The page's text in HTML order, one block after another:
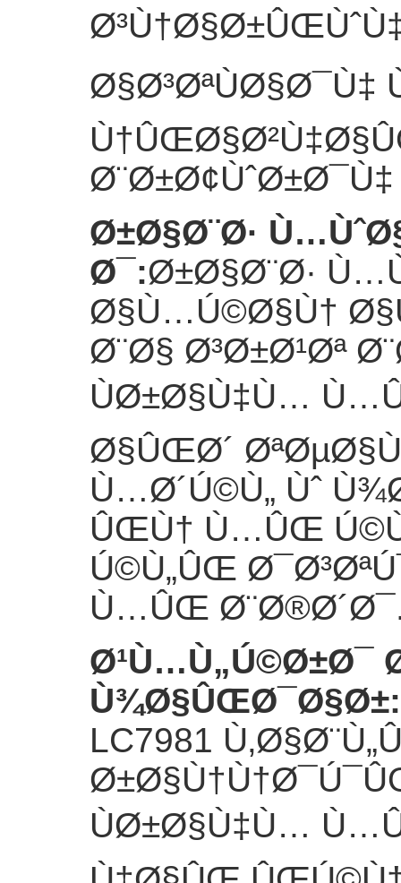
Ø±Ø§Ø¨Ø·
Ø¯:Ø±Ø§Ø¨Ø·
Ø§Ù…Ú©Ø§Ù†
Ø¨Ø§ Ø³Ø±Ø¹Øª
ÙØ±Ø§Ù‡Ù…
Ø§ÛŒØ´
Ù…Ø´Ú©Ù„ Ùˆ
ÛŒÙ† Ù…ÛŒ
Ú©Ù„ÛŒ
Ù…ÛŒ
Ø¹Ù…Ù„Ú©Ø±Ø¯
Ù¾Ø§ÛŒØ¯Ø§Ø±
LC7981
ÙØ±Ø§Ù‡Ù…